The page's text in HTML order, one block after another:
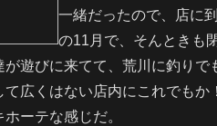
一緒だったので、店に
の11月で、そんときも
遊びに来てて、荒川に釣りで
広くはない店内にこれでもか
ーテな感じだ。